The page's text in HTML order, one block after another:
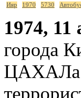
Ияр 1970 5730
1974, 11
города
ЦАХАЛа